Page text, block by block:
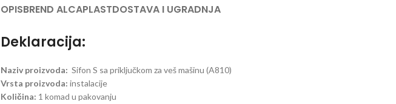
OPISBREND ALCAPLASTDOSTAVA I UGRADNJA
Deklaracija:
Naziv proizvoda: Sifon S sa priključkom za veš mašinu (A810)
Vrsta proizvoda: instalacije
Količina: 1 komad u pakovanju